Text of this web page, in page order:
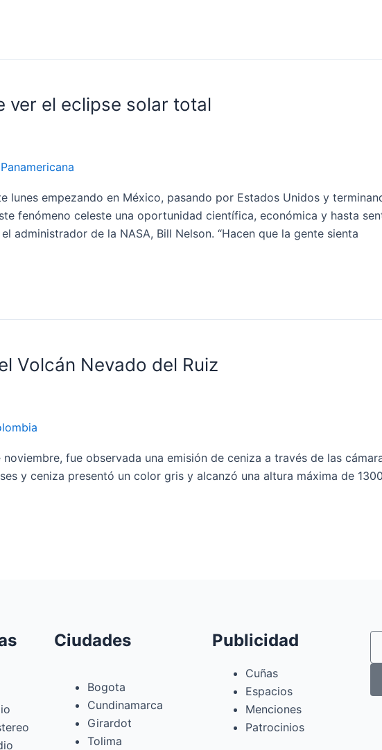
ver el eclipse solar total
lunes empezando en México, pasando por Estados Unidos y
fenómeno celeste una oportunidad científica, económica y hasta
administrador de la NASA, Bill Nelson. “Hacen que la gente sienta
Volcán Nevado del Ruiz
noviembre, fue observada una emisión de ceniza a través de las
y ceniza presentó un color gris y alcanzó una altura máxima de
Ciudades
Bogota
Cundinamarca
Girardot
Tolima
Publicidad
Cuñas
Espacios
Menciones
Patrocinios